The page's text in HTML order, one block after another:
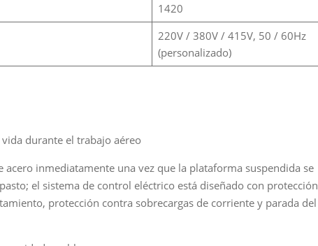
1420
220V / 380V / 415V, 50 / 60Hz
(personalizado)
durante el trabajo aéreo
acero inmediatamente una vez que la plataforma suspendida se
el sistema de control eléctrico está diseñado con protección
protección contra sobrecargas de corriente y parada del